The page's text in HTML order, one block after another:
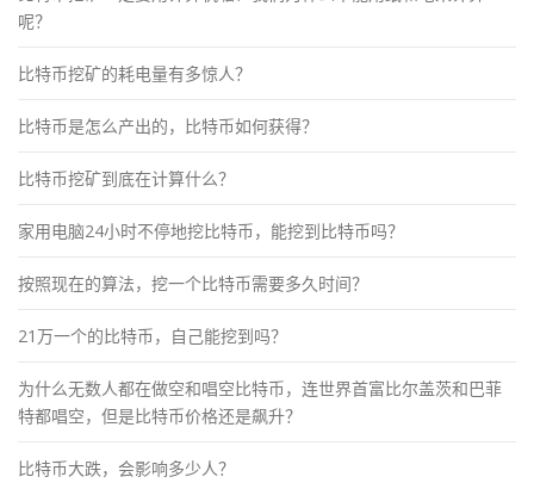
呢？
比特币挖矿的耗电量有多惊人？
比特币是怎么产出的，比特币如何获得？
比特币挖矿到底在计算什么？
家用电脑24小时不停地挖比特币，能挖到比特币吗？
按照现在的算法，挖一个比特币需要多久时间？
21万一个的比特币，自己能挖到吗？
为什么无数人都在做空和唱空比特币，连世界首富比尔盖茨和巴菲
特都唱空，但是比特币价格还是飙升？
比特币大跌，会影响多少人？